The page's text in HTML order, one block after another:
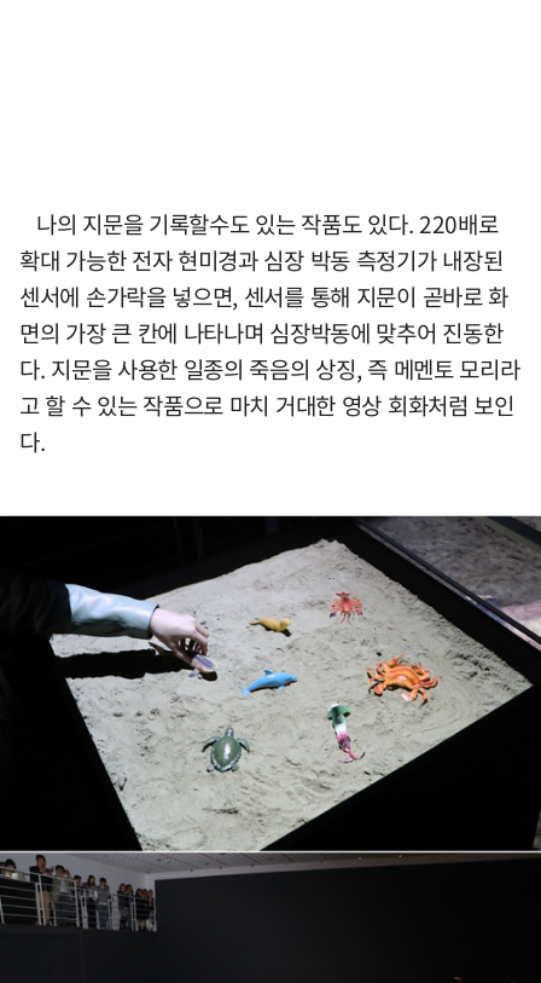
나의 지문을 기록할수도 있는 작품도 있다. 220배로
확대 가능한 전자 현미경과 심장 박동 측정기가 내장된
센서에 손가락을 넣으면, 센서를 통해 지문이 곧바로 화
면의 가장 큰 칸에 나타나며 심장박동에 맞추어 진동한
다. 지문을 사용한 일종의 죽음의 상징, 즉 메멘토 모리라
고 할 수 있는 작품으로 마치 거대한 영상 회화처럼 보인
다.